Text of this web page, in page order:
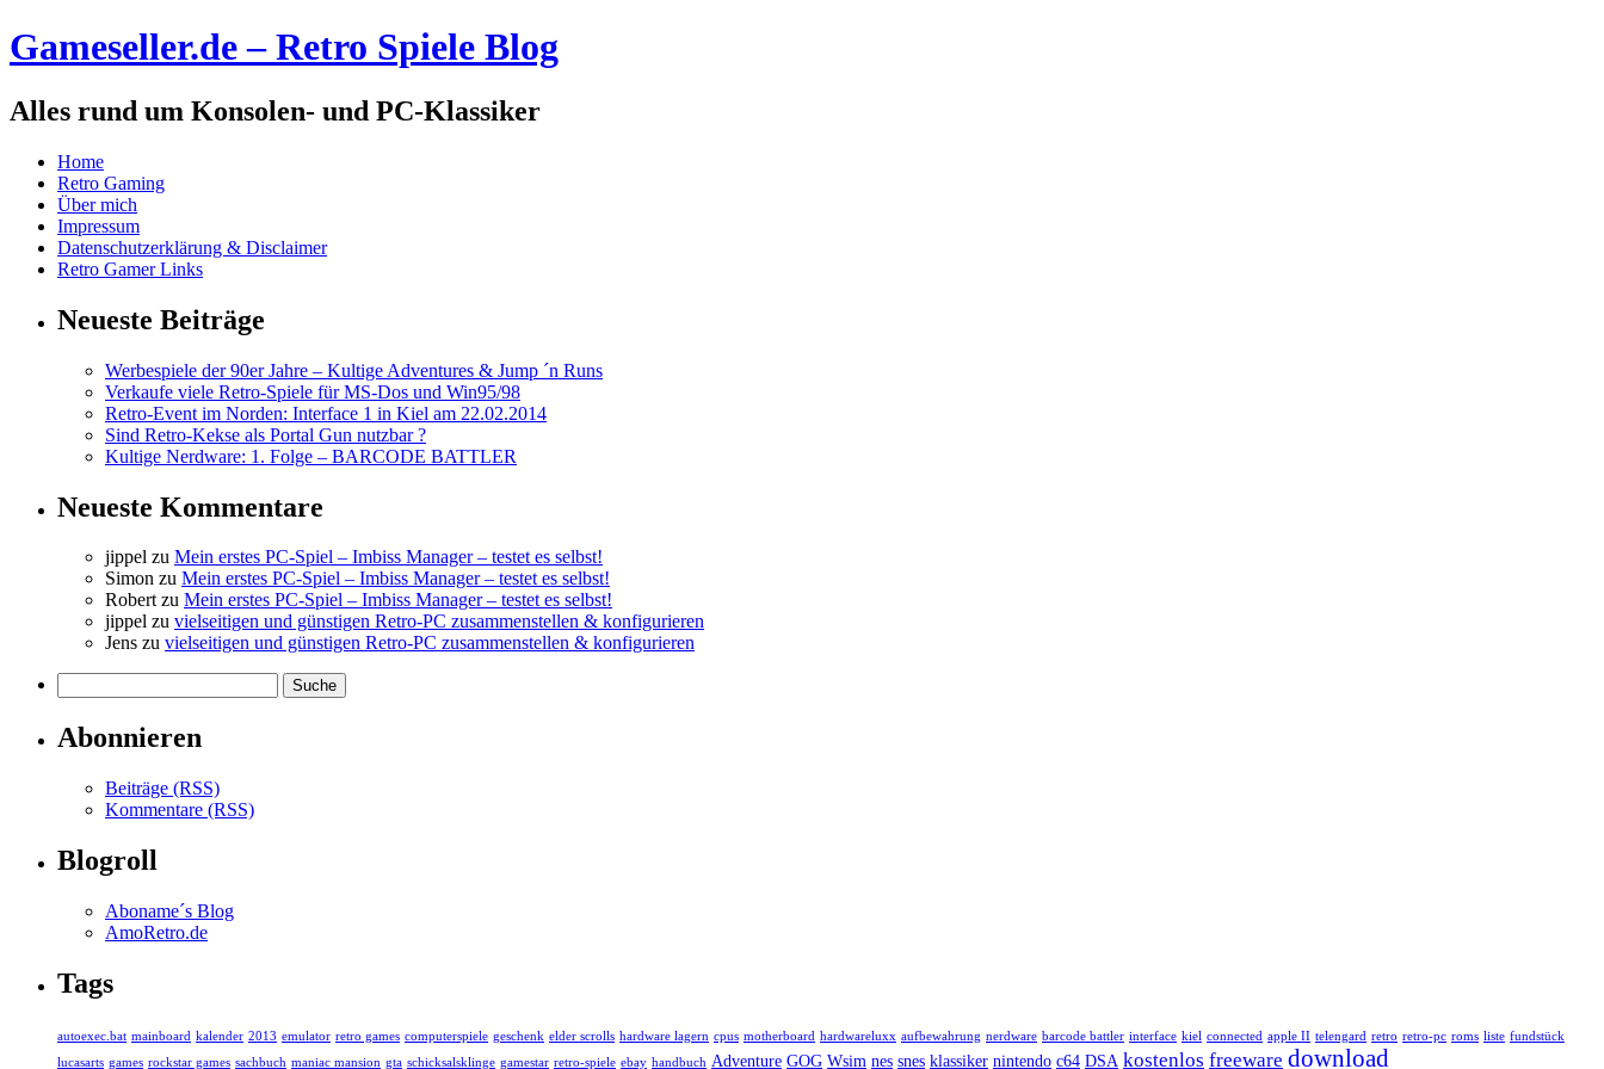
Gameseller.de – Retro Spiele Blog
Alles rund um Konsolen- und PC-Klassiker
Home
Retro Gaming
Über mich
Impressum
Datenschutzerklärung & Disclaimer
Retro Gamer Links
Neueste Beiträge
Werbespiele der 90er Jahre – Kultige Adventures & Jump ´n Runs
Verkaufe viele Retro-Spiele für MS-Dos und Win95/98
Retro-Event im Norden: Interface 1 in Kiel am 22.02.2014
Sind Retro-Kekse als Portal Gun nutzbar ?
Kultige Nerdware: 1. Folge – BARCODE BATTLER
Neueste Kommentare
jippel zu Mein erstes PC-Spiel – Imbiss Manager – testet es selbst!
Simon zu Mein erstes PC-Spiel – Imbiss Manager – testet es selbst!
Robertzu Mein erstes PC-Spiel – Imbiss Manager – testet es selbst!
jippel zu vielseitigen und günstigen Retro-PC zusammenstellen & konfigurieren
Jens zu vielseitigen und günstigen Retro-PC zusammenstellen & konfigurieren
Abonnieren
Beiträge (RSS)
Kommentare (RSS)
Blogroll
Aboname´s Blog
AmoRetro.de
Tags
autoexec.bat mainboard kalender 2013 emulator retro games computerspiele geschenk elder scrolls hardware lagern cpus motherboard hardwareluxx aufbewahrung nerdware barcode battler interface kiel connected apple II telengard retro retro‑pc roms liste fundstück
lucasarts games rockstar games sachbuch maniac mansion gta schicksalsklinge gamestar retro‑spiele ebay handbuch Adventure GOG Wsim nes snes klassiker nintendo c64 DSA kostenlos freeware download